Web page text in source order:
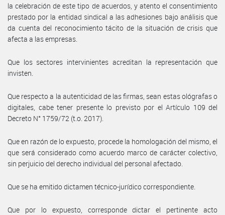
la celebración de este tipo de acuerdos, y atento el consentimiento
prestado por la entidad sindical a las adhesiones bajo análisis que
da cuenta del reconocimiento tácito de la situación de crisis que
afecta a las empresas.
Que los sectores intervinientes acreditan la representación que
invisten.
Que respecto a la autenticidad de las firmas, sean estas ológrafas o
digitales, cabe tener presente lo previsto por el Artículo 109 del
Decreto N° 1759/72 (t.o. 2017).
Que en razón de lo expuesto, procede la homologación del mismo, el
que será considerado como acuerdo marco de carácter colectivo,
sin perjuicio del derecho individual del personal afectado.
Que se ha emitido dictamen técnico-jurídico correspondiente.
Que por lo expuesto, corresponde dictar el pertinente acto